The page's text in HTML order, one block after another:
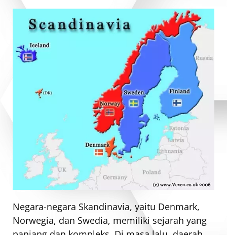
Negara-negara Skandinavia, yaitu Denmark,
Norwegia, dan Swedia, memiliki sejarah yang